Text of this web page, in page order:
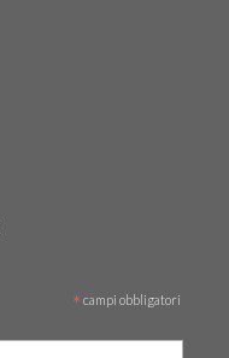
* campi obbligatori